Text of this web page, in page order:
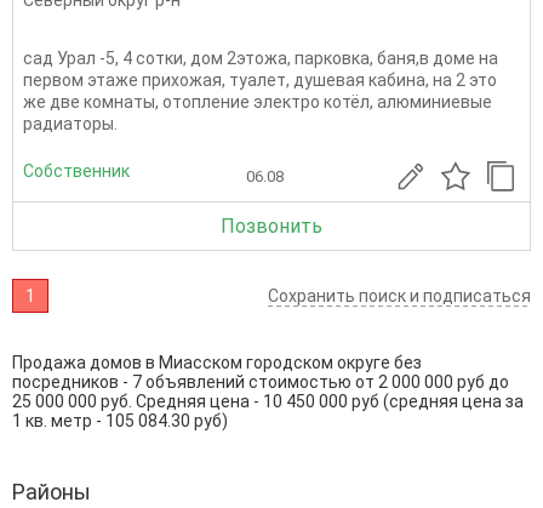
сад Урал -5, 4 сотки, дом 2этожа, парковка, баня,в доме на
первом этаже прихожая, туалет, душевая кабина, на 2 это
же две комнаты, отопление электро котёл, алюминиевые
радиаторы.
Собственник 06.08
Позвонить
1 Сохранить поиск и подписаться
Продажа домов в Миасском городском округе без
посредников - 7 объявлений стоимостью от 2 000 000 руб до
25 000 000 руб. Средняя цена - 10 450 000 руб (средняя цена за
1 кв. метр - 105 084.30 руб)
Районы